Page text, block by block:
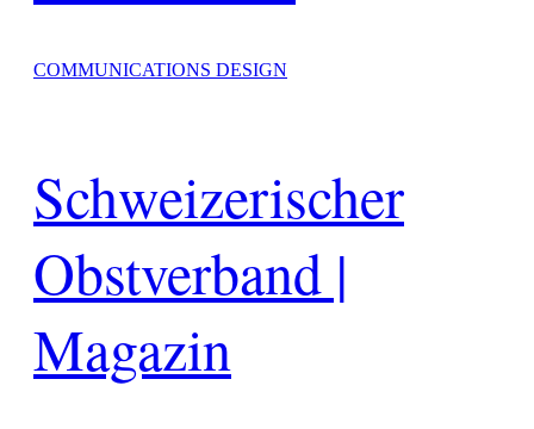
COMMUNICATIONS DESIGN
Schweizerischer
Obstverband |
Magazin